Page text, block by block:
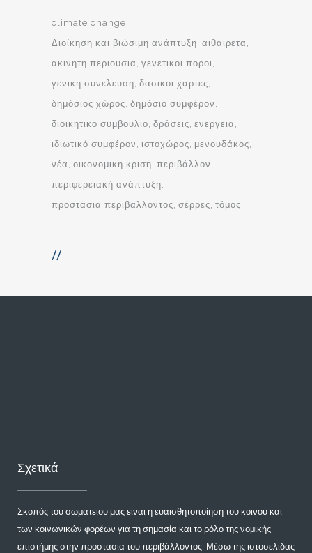
climate change
Διοίκηση και βιώσιμη ανάπτυξη αιθαιρετα
ακινητη περιουσια γενετικοι ποροι
γενικη συνελευση δασικοι χαρτες
δημόσιος χώρος δημόσιο συμφέρον
διοικητικο συμβουλιο δράσεις ενεργεια
ιδιωτικό συμφέρον
ιστοχώρος μενουδάκος
νέα οικονομικη κριση περιβάλλον
περιφερειακή ανάπτυξη
προστασια περιβαλλοντος σέρρες τόμος
//
Σχετικά
Σκοπός του σωματείου μας είναι η ευαισθητοποίηση του κοινού και
των κοινωνικών φορέων για τη σημασία και το ρόλο της νομικής
επιστήμης στην προστασία του περιβάλλοντος. Μέσω της ιστοσελίδας